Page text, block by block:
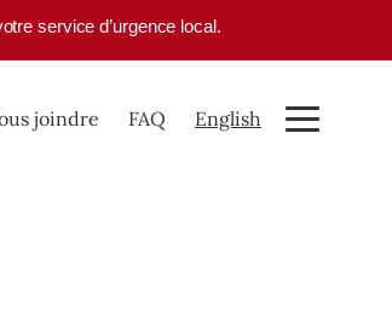
service d’urgence local.
joindre FAQ English